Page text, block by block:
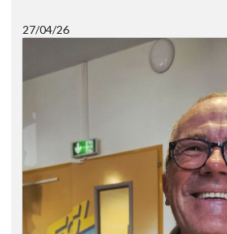
27/04/26